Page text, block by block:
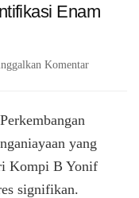
Enam
Komentarpada
Penyidik
Identifikasi
Perkembangan
yang
Kompi B Yonif
signifikan.